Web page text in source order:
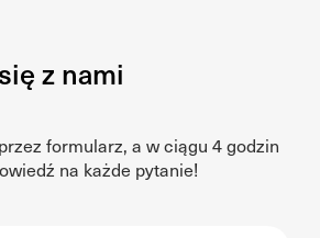
z nami
formularz, a w ciągu 4 godzin
na każde pytanie!